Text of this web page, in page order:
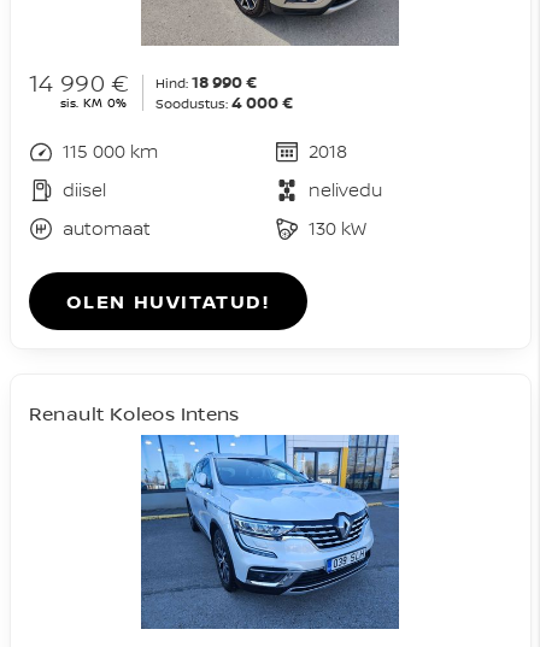
14 990 €
sis. KM 0%
Hind: 18 990 €
Soodustus: 4 000 €
115 000 km
2018
diisel
nelivedu
automaat
130 kW
OLEN HUVITATUD!
Renault Koleos Intens